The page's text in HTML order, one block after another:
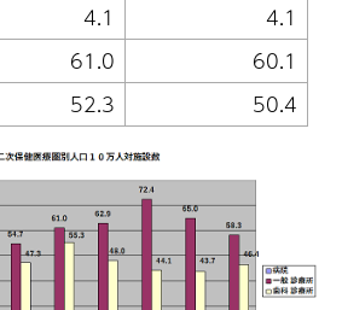
4.1
4.1
61.0
60.1
52.3 50.4